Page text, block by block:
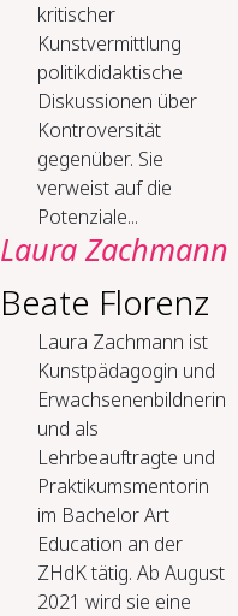
kritischer
Kunstvermittlung
politikdidaktische
Diskussionen über
Kontroversität
gegenüber. Sie
verweist auf die
Potenziale...
Laura Zachmann
Beate Florenz
Laura Zachmann ist
Kunstpädagogin und
Erwachsenenbildnerin
und als
Lehrbeauftragte und
Praktikumsmentorin
im Bachelor Art
Education an der
ZHdK tätig. Ab August
2021 wird sie eine